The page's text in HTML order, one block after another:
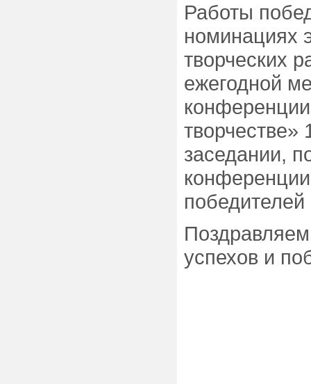
Работы
номинациях
творческих
ежегодной
творчестве»
заседании,
успехов и